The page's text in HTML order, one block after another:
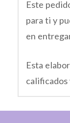
Este
para ti y
en
Esta
calificados